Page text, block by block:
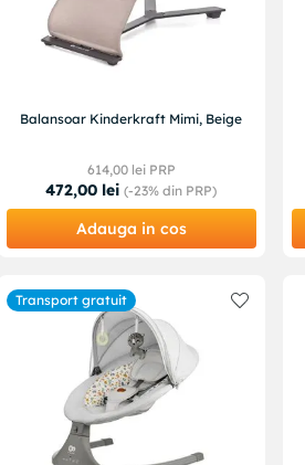
Balansoar Kinderkraft Mimi, Beige
614,00lei PRP
472,00 lei (-23% din PRP)
Adauga in cos
Transport gratuit